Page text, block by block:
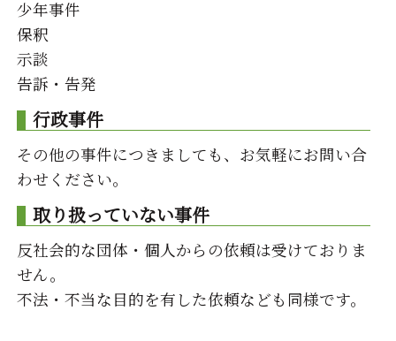
少年事件
保釈
示談
告訴・告発
行政事件
その他の事件につきましても、お気軽にお問い合
わせください。
取り扱っていない事件
反社会的な団体・個人からの依頼は受けておりま
せん。
不法・不当な目的を有した依頼なども同様です。